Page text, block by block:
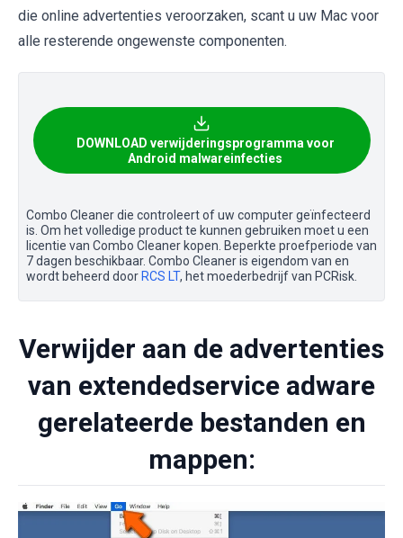
die online advertenties veroorzaken, scant u uw Mac voor
alle resterende ongewenste componenten.
DOWNLOAD verwijderingsprogramma voor
Android malwareinfecties
Combo Cleaner die controleert of uw computer geïnfecteerd
is. Om het volledige product te kunnen gebruiken moet u een
licentie van Combo Cleaner kopen. Beperkte proefperiode van
7 dagen beschikbaar. Combo Cleaner is eigendom van en
wordt beheerd door RCS LT, het moederbedrijf van PCRisk.
Verwijder aan de advertenties
van extendedservice adware
gerelateerde bestanden en
mappen: